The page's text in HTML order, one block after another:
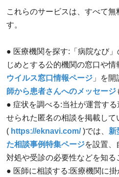
これらのサービスは、すべて無
す。
● 医療機関を探す:「病院なび
じめとする公的機関の窓口や情
ウイルス窓口情報ページ 」を開
師から患者さんへのメッセージ
● 症状を調べる:当社が運営す
せられた匿名の相談を掲載して
( https://eknavi.com/)では、 新
た相談事例特集ページを設置、
対処や受診の必要性などを知る
● 医師に相談する:医療機関に